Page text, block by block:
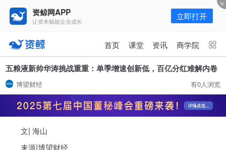
资鲸网APP
让资本赋能企业成长 立即打开
首页 课堂 资讯 商学院
资讯 课堂 直播 商学院
报告 行业峰会
为你推荐
资鲸精选 | 127页PPT，读懂复
星、平安、腾讯、比亚迪、碧桂园
五粮液新帅华涛挑战重重：单季增速创新低，百亿分红难解内卷
博望财经 有0人浏览
文| 海山
来源|博望财经